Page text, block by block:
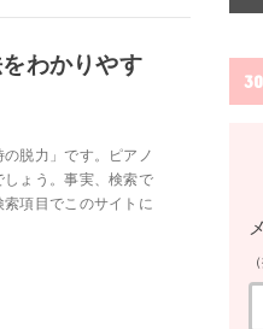
わかりやす
脱力」です。ピアノ
ょう。事実、検索で
項目でこのサイトに